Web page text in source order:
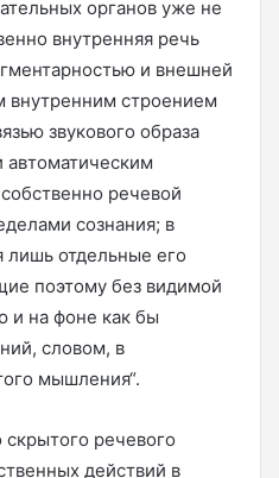
органов уже не
внутренняя речь
и внешней
внутренним строением
звукового образа
автоматическим
речевой
сознания; в
лишь отдельные его
поэтому без видимой
и на фоне как бы
словом, в
мышления“.
речевого
действий в